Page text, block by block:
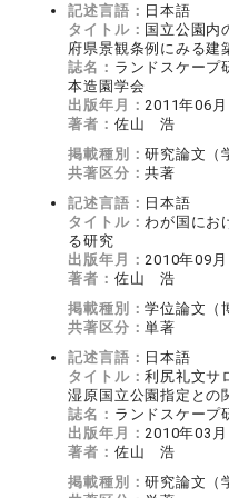
記述言語： 日本語
タイトル： 国立公園内
府県景観条例にみる建
誌名： ランドスケープ
本造園学会
出版年月： 2011年06月
著者： 佐山 浩
掲載種別：研究論文（
共著区分：共著
記述言語： 日本語
タイトル： わが国にお
る研究
出版年月： 2010年09月
著者： 佐山 浩
掲載種別：学位論文（
共著区分：単著
記述言語： 日本語
タイトル：利尻礼文サ
湿原国立公園指定との
誌名： ランドスケープ
出版年月： 2010年03月
著者： 佐山 浩
掲載種別：研究論文（